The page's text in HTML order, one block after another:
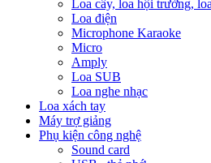
Loa cây, loa hội trường,
Loa điện
Microphone Karaoke
Micro
Amply
Loa SUB
Loa nghe nhạc
Loa xách tay
Máy trợ giảng
Phụ kiện công nghệ
Sound card